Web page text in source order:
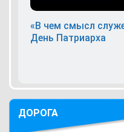
«В чем смысл
День Патриарха
ДОРОГА